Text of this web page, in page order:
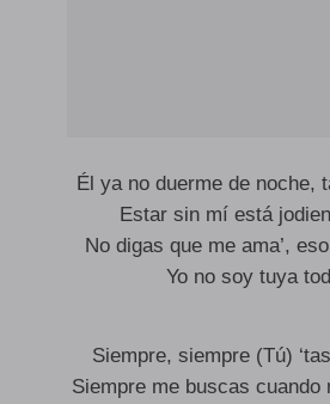
Él ya no duerme de noche,
Estar sin mí está
No digas que me ama’,
Yo no soy tuya
Siempre, siempre (Tú)
Siempre me buscas cuando